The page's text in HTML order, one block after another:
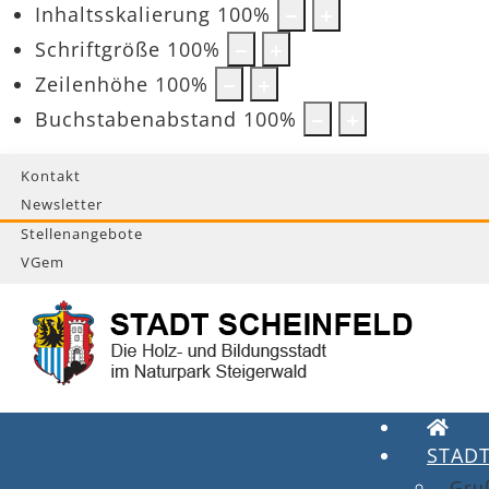
Inhaltsskalierung 100%
Schriftgröße 100%
Zeilenhöhe 100%
Buchstabenabstand 100%
Kontakt
Newsletter
Stellenangebote
VGem